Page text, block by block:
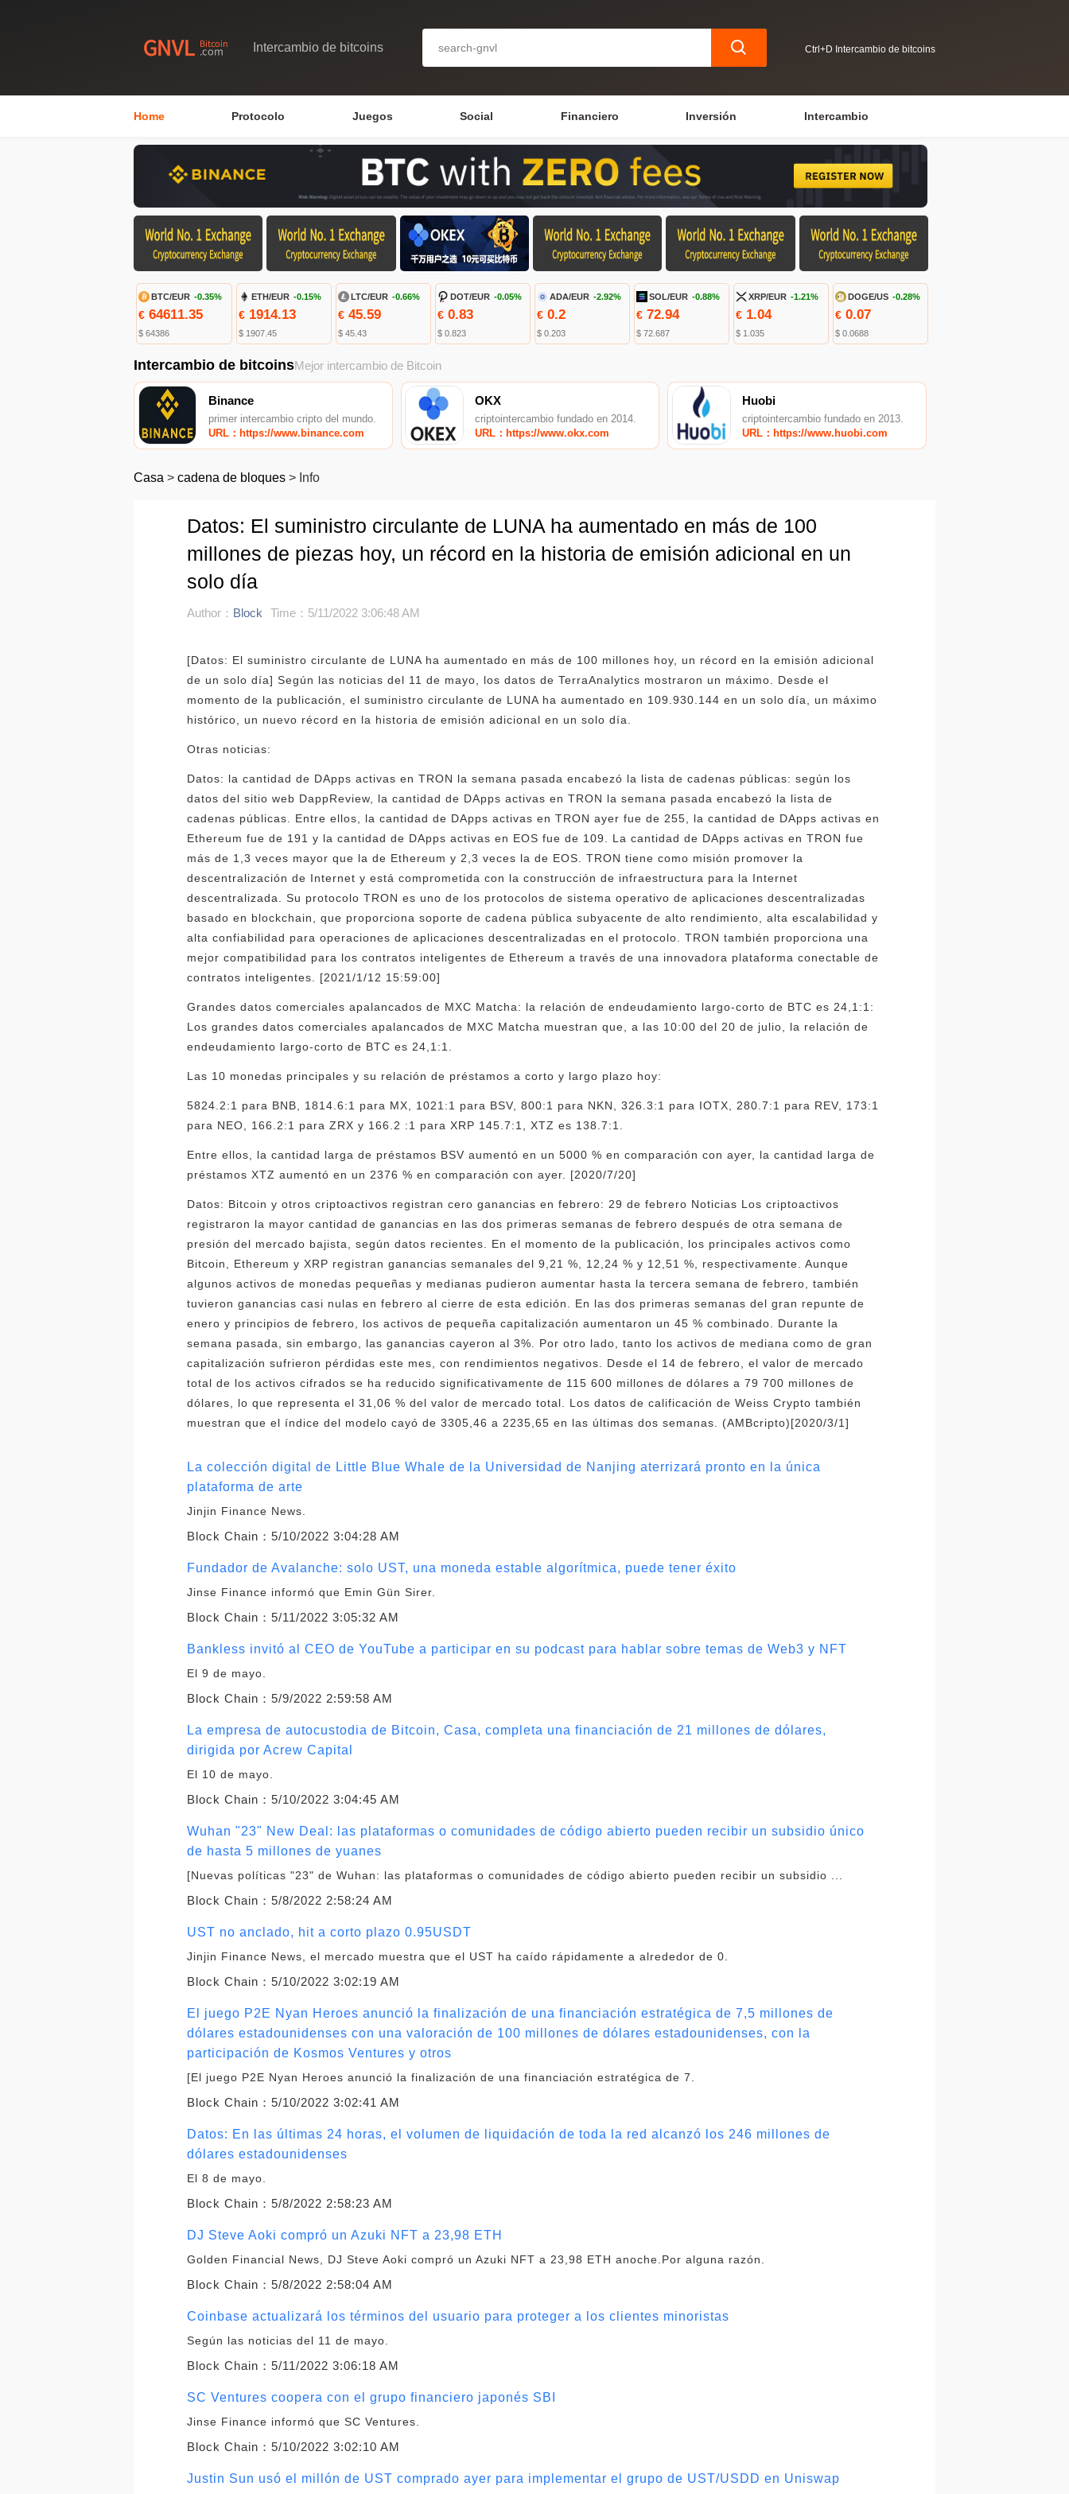
Intercambio de bitcoins Ctrl+D Intercambio de bitcoins
Home Protocolo Juegos Social Financiero Inversión Intercambio
BTC/EUR -0.35%
€ 64611.35
$ 64386
ETH/EUR -0.15%
€1914.13
$ 1907.45
LTC/EUR -0.66%
€45.59
$ 45.43
DOT/EUR -0.05%
€0.83
$ 0.823
ADA/EUR -2.92%
€0.2
$ 0.203
SOL/EUR -0.88%
€ 72.94
$ 72.687
XRP/EUR -1.21%
€ 1.04
$ 1.035
DOGE/US -0.28%
€ 0.07
$ 0.0688
Intercambio de bitcoinsMejor intercambio de Bitcoin
Binance
primer intercambio cripto del mundo.
URL：https://www.binance.com
OKX
criptointercambio fundado en 2014.
URL：https://www.okx.com
Huobi
criptointercambio fundado en 2013.
URL：https://www.huobi.com
Casa > cadena de bloques > Info
Datos: El suministro circulante de LUNA ha aumentado en más de 100
millones de piezas hoy, un récord en la historia de emisión adicional en un
solo día
Author： Block Time：5/11/2022 3:06:48 AM
[Datos: El suministro circulante de LUNA ha aumentado en más de 100 millones hoy, un récord en la emisión adicional
de un solo día] Según las noticias del 11 de mayo, los datos de TerraAnalytics mostraron un máximo. Desde el
momento de la publicación, el suministro circulante de LUNA ha aumentado en 109.930.144 en un solo día, un máximo
histórico, un nuevo récord en la historia de emisión adicional en un solo día.
Otras noticias:
Datos: la cantidad de DApps activas en TRON la semana pasada encabezó la lista de cadenas públicas: según los
datos del sitio web DappReview, la cantidad de DApps activas en TRON la semana pasada encabezó la lista de
cadenas públicas. Entre ellos, la cantidad de DApps activas en TRON ayer fue de 255, la cantidad de DApps activas en
Ethereum fue de 191 y la cantidad de DApps activas en EOS fue de 109. La cantidad de DApps activas en TRON fue
más de 1,3 veces mayor que la de Ethereum y 2,3 veces la de EOS. TRON tiene como misión promover la
descentralización de Internet y está comprometida con la construcción de infraestructura para la Internet
descentralizada. Su protocolo TRON es uno de los protocolos de sistema operativo de aplicaciones descentralizadas
basado en blockchain, que proporciona soporte de cadena pública subyacente de alto rendimiento, alta escalabilidad y
alta confiabilidad para operaciones de aplicaciones descentralizadas en el protocolo. TRON también proporciona una
mejor compatibilidad para los contratos inteligentes de Ethereum a través de una innovadora plataforma conectable de
contratos inteligentes. [2021/1/12 15:59:00]
Grandes datos comerciales apalancados de MXC Matcha: la relación de endeudamiento largo-corto de BTC es 24,1:1:
Los grandes datos comerciales apalancados de MXC Matcha muestran que, a las 10:00 del 20 de julio, la relación de
endeudamiento largo-corto de BTC es 24,1:1.
Las 10 monedas principales y su relación de préstamos a corto y largo plazo hoy:
5824.2:1 para BNB, 1814.6:1 para MX, 1021:1 para BSV, 800:1 para NKN, 326.3:1 para IOTX, 280.7:1 para REV, 173:1
para NEO, 166.2:1 para ZRX y 166.2 :1 para XRP 145.7:1, XTZ es 138.7:1.
Entre ellos, la cantidad larga de préstamos BSV aumentó en un 5000 % en comparación con ayer, la cantidad larga de
préstamos XTZ aumentó en un 2376 % en comparación con ayer. [2020/7/20]
Datos: Bitcoin y otros criptoactivos registran cero ganancias en febrero: 29 de febrero Noticias Los criptoactivos
registraron la mayor cantidad de ganancias en las dos primeras semanas de febrero después de otra semana de
presión del mercado bajista, según datos recientes. En el momento de la publicación, los principales activos como
Bitcoin, Ethereum y XRP registran ganancias semanales del 9,21 %, 12,24 % y 12,51 %, respectivamente. Aunque
algunos activos de monedas pequeñas y medianas pudieron aumentar hasta la tercera semana de febrero, también
tuvieron ganancias casi nulas en febrero al cierre de esta edición. En las dos primeras semanas del gran repunte de
enero y principios de febrero, los activos de pequeña capitalización aumentaron un 45 % combinado. Durante la
semana pasada, sin embargo, las ganancias cayeron al 3%. Por otro lado, tanto los activos de mediana como de gran
capitalización sufrieron pérdidas este mes, con rendimientos negativos. Desde el 14 de febrero, el valor de mercado
total de los activos cifrados se ha reducido significativamente de 115 600 millones de dólares a 79 700 millones de
dólares, lo que representa el 31,06 % del valor de mercado total. Los datos de calificación de Weiss Crypto también
muestran que el índice del modelo cayó de 3305,46 a 2235,65 en las últimas dos semanas. (AMBcripto)[2020/3/1]
La colección digital de Little Blue Whale de la Universidad de Nanjing aterrizará pronto en la única
plataforma de arte
Jinjin Finance News.
Block Chain：5/10/2022 3:04:28 AM
Fundador de Avalanche: solo UST, una moneda estable algorítmica, puede tener éxito
Jinse Finance informó que Emin Gün Sirer.
Block Chain：5/11/2022 3:05:32 AM
Bankless invitó al CEO de YouTube a participar en su podcast para hablar sobre temas de Web3 y NFT
El 9 de mayo.
Block Chain：5/9/2022 2:59:58 AM
La empresa de autocustodia de Bitcoin, Casa, completa una financiación de 21 millones de dólares,
dirigida por Acrew Capital
El 10 de mayo.
Block Chain：5/10/2022 3:04:45 AM
Wuhan "23" New Deal: las plataformas o comunidades de código abierto pueden recibir un subsidio único
de hasta 5 millones de yuanes
[Nuevas políticas "23" de Wuhan: las plataformas o comunidades de código abierto pueden recibir un subsidio ...
Block Chain：5/8/2022 2:58:24 AM
UST no anclado, hit a corto plazo 0.95USDT
Jinjin Finance News, el mercado muestra que el UST ha caído rápidamente a alrededor de 0.
Block Chain：5/10/2022 3:02:19 AM
El juego P2E Nyan Heroes anunció la finalización de una financiación estratégica de 7,5 millones de
dólares estadounidenses con una valoración de 100 millones de dólares estadounidenses, con la
participación de Kosmos Ventures y otros
[El juego P2E Nyan Heroes anunció la finalización de una financiación estratégica de 7.
Block Chain：5/10/2022 3:02:41 AM
Datos: En las últimas 24 horas, el volumen de liquidación de toda la red alcanzó los 246 millones de
dólares estadounidenses
El 8 de mayo.
Block Chain：5/8/2022 2:58:23 AM
DJ Steve Aoki compró un Azuki NFT a 23,98 ETH
Golden Financial News, DJ Steve Aoki compró un Azuki NFT a 23,98 ETH anoche.Por alguna razón.
Block Chain：5/8/2022 2:58:04 AM
Coinbase actualizará los términos del usuario para proteger a los clientes minoristas
Según las noticias del 11 de mayo.
Block Chain：5/11/2022 3:06:18 AM
SC Ventures coopera con el grupo financiero japonés SBI
Jinse Finance informó que SC Ventures.
Block Chain：5/10/2022 3:02:10 AM
Justin Sun usó el millón de UST comprado ayer para implementar el grupo de UST/USDD en Uniswap